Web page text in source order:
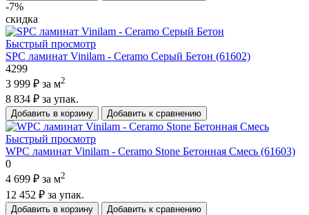
-7%
скидка
Быстрый просмотр
SPC ламинат Vinilam - Ceramo Серый Бетон (61602)
4299
3 999 ₽ за м2
8 834 ₽ за упак.
Добавить в корзину Добавить к сравнению
Быстрый просмотр
WPC ламинат Vinilam - Ceramo Stone Бетонная Смесь (61603)
0
4 699 ₽ за м2
12 452 ₽ за упак.
Добавить в корзину Добавить к сравнению